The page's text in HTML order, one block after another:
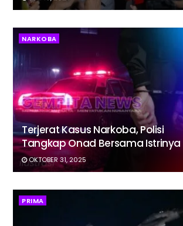
NARKOBA
Terjerat Kasus Narkoba, Polisi
Tangkap Onad Bersama Istrinya
OKTOBER 31, 2025
PRIMA